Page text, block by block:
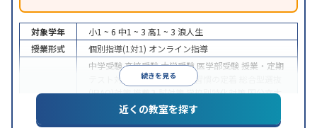
続きを見る
対象学年 小1 ~ 6 中1 ~ 3 高1 ~ 3 浪人生
授業形式
個別指導(1対1) オンライン指導
中学受験高校受験大学受験 医学部受験 授業・定期
テスト対策
内申点対策 学習習慣の定着
(旧AO)対策推薦入試対策学校別特化対策国公立大
私大対策共通テスト対策
英語・英会話特化
近くの教室を探す